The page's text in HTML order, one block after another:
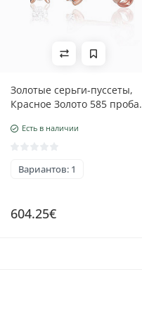
Золотые серьги-пуссеты,
Красное Золото 585 проба,
Есть в наличии
Вариантов: 1
604.25€